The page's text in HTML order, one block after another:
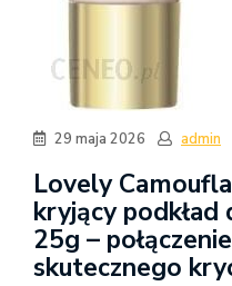
29 maja 2026 admin
Lovely
kryjący
25g –
skutecznego